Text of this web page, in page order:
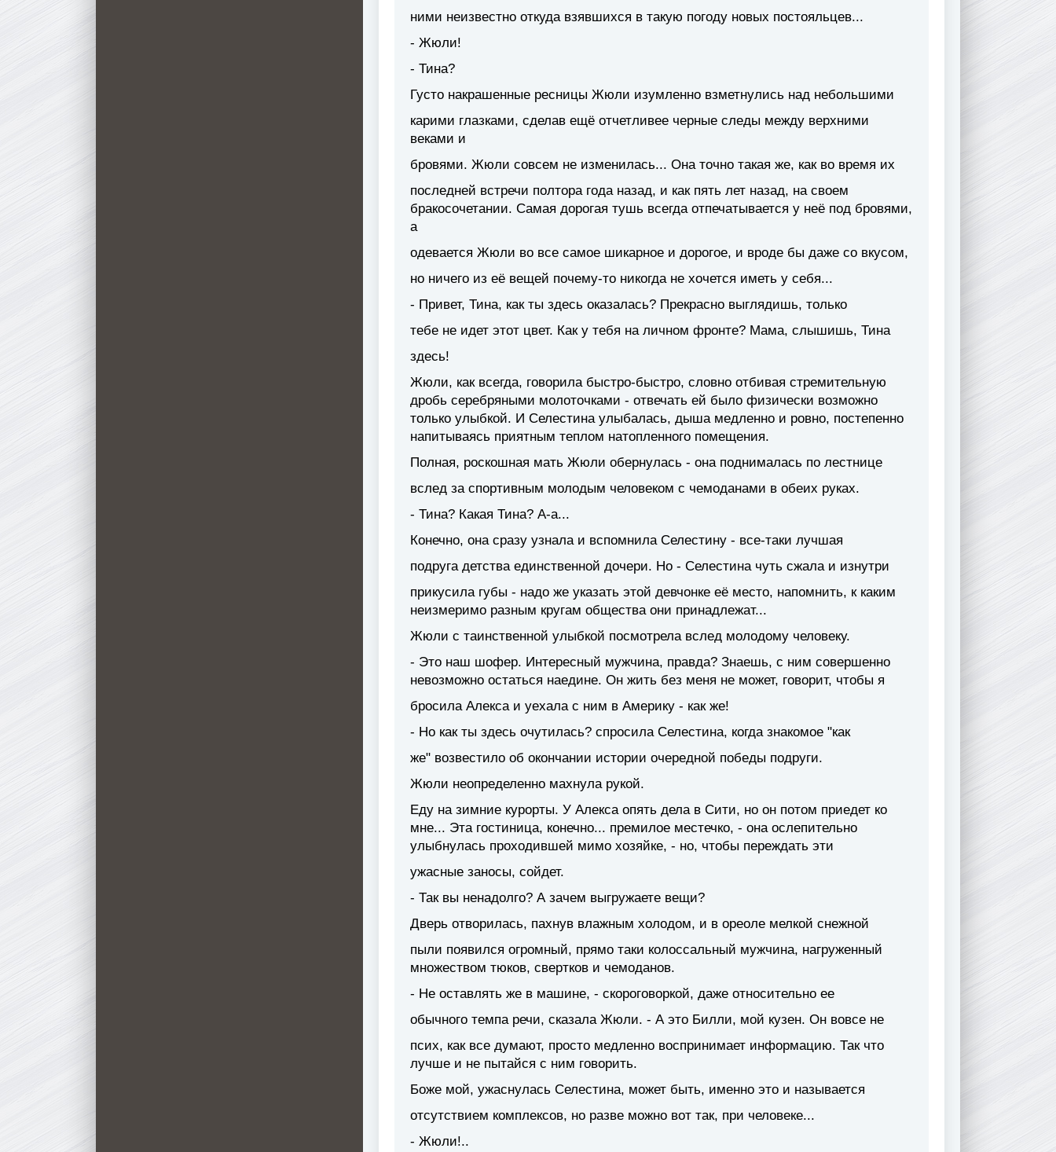
ними неизвестно откуда взявшихся в такую погоду новых постояльцев...
- Жюли!
- Тина?
Густо накрашенные ресницы Жюли изумленно взметнулись над небольшими
карими глазками, сделав ещё отчетливее черные следы между верхними
веками и
бровями. Жюли совсем не изменилась... Она точно такая же, как во время их
последней встречи полтора года назад, и как пять лет назад, на своем
бракосочетании. Самая дорогая тушь всегда отпечатывается у неё под бровями,
а
одевается Жюли во все самое шикарное и дорогое, и вроде бы даже со вкусом,
но ничего из её вещей почему-то никогда не хочется иметь у себя...
- Привет, Тина, как ты здесь оказалась? Прекрасно выглядишь, только
тебе не идет этот цвет. Как у тебя на личном фронте? Мама, слышишь, Тина
здесь!
Жюли, как всегда, говорила быстро-быстро, словно отбивая стремительную
дробь серебряными молоточками - отвечать ей было физически возможно
только улыбкой. И Селестина улыбалась, дыша медленно и ровно, постепенно
напитываясь приятным теплом натопленного помещения.
Полная, роскошная мать Жюли обернулась - она поднималась по лестнице
вслед за спортивным молодым человеком с чемоданами в обеих руках.
- Тина? Какая Тина? А-а...
Конечно, она сразу узнала и вспомнила Селестину - все-таки лучшая
подруга детства единственной дочери. Но - Селестина чуть сжала и изнутри
прикусила губы - надо же указать этой девчонке её место, напомнить, к каким
неизмеримо разным кругам общества они принадлежат...
Жюли с таинственной улыбкой посмотрела вслед молодому человеку.
- Это наш шофер. Интересный мужчина, правда? Знаешь, с ним совершенно
невозможно остаться наедине. Он жить без меня не может, говорит, чтобы я
бросила Алекса и уехала с ним в Америку - как же!
- Но как ты здесь очутилась? спросила Селестина, когда знакомое "как
же" возвестило об окончании истории очередной победы подруги.
Жюли неопределенно махнула рукой.
Еду на зимние курорты. У Алекса опять дела в Сити, но он потом приедет ко
мне... Эта гостиница, конечно... премилое местечко, - она ослепительно
улыбнулась проходившей мимо хозяйке, - но, чтобы переждать эти
ужасные заносы, сойдет.
- Так вы ненадолго? А зачем выгружаете вещи?
Дверь отворилась, пахнув влажным холодом, и в ореоле мелкой снежной
пыли появился огромный, прямо таки колоссальный мужчина, нагруженный
множеством тюков, свертков и чемоданов.
- Не оставлять же в машине, - скороговоркой, даже относительно ее
обычного темпа речи, сказала Жюли. - А это Билли, мой кузен. Он вовсе не
псих, как все думают, просто медленно воспринимает информацию. Так что
лучше и не пытайся с ним говорить.
Боже мой, ужаснулась Селестина, может быть, именно это и называется
отсутствием комплексов, но разве можно вот так, при человеке...
- Жюли!..